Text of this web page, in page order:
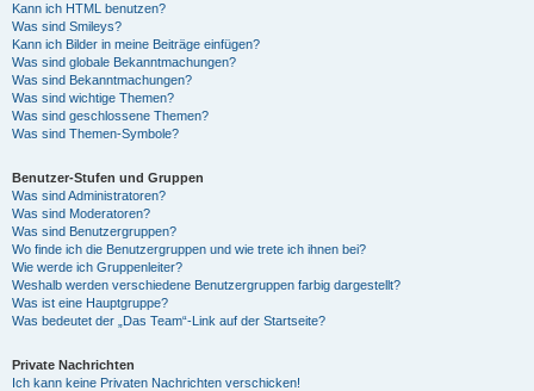
Kann ich HTML benutzen?
Was sind Smileys?
Kann ich Bilder in meine Beiträge einfügen?
Was sind globale Bekanntmachungen?
Was sind Bekanntmachungen?
Was sind wichtige Themen?
Was sind geschlossene Themen?
Was sind Themen-Symbole?
Benutzer-Stufen und Gruppen
Was sind Administratoren?
Was sind Moderatoren?
Was sind Benutzergruppen?
Wo finde ich die Benutzergruppen und wie trete ich ihnen bei?
Wie werde ich Gruppenleiter?
Weshalb werden verschiedene Benutzergruppen farbig dargestellt?
Was ist eine Hauptgruppe?
Was bedeutet der „Das Team“-Link auf der Startseite?
Private Nachrichten
Ich kann keine Privaten Nachrichten verschicken!